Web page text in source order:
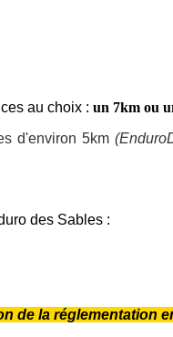
au choix : un 7km ou
d'environ 5km
des Sables :
de la